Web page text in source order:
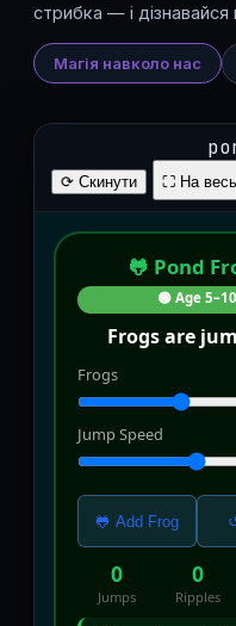
стрибка — і дізнавайся
Магія навколо нас
⟳ Скинути ⛶ На